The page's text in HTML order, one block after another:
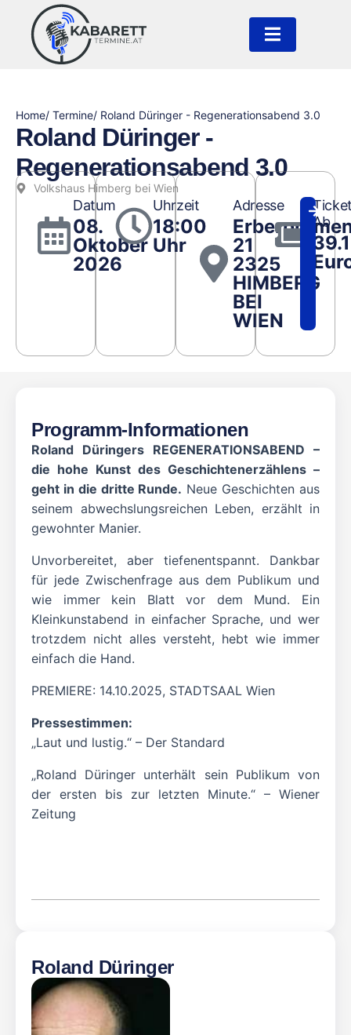
Home/ Termine/ Roland Düringer - Regenerationsabend 3.0
Roland Düringer -
Regenerationsabend 3.0
Volkshaus Himberg bei Wien
Datum
08.
Oktober
2026
Uhrzeit
18:00
Uhr
Adresse
21
2325
HIMBERG
BEI
WIEN
Ab
39.1
Programm-Informationen
Roland Düringers REGENERATIONSABEND –
die hohe Kunst des Geschichtenerzählens –
geht in die dritte Runde. Neue Geschichten aus
seinem abwechslungsreichen Leben, erzählt in
gewohnter Manier.
Unvorbereitet, aber tiefenentspannt. Dankbar
für jede Zwischenfrage aus dem Publikum und
wie immer kein Blatt vor dem Mund. Ein
Kleinkunstabend in einfacher Sprache, und wer
trotzdem nicht alles versteht, hebt wie immer
einfach die Hand.
PREMIERE: 14.10.2025, STADTSAAL Wien
Pressestimmen:
„Laut und lustig.“ – Der Standard
„Roland Düringer unterhält sein Publikum von
der ersten bis zur letzten Minute.“ – Wiener
Zeitung
Roland Düringer